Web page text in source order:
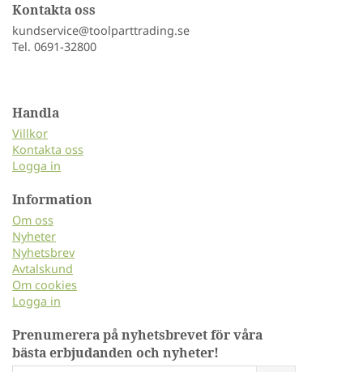
Kontakta oss
kundservice@toolparttrading.se
Tel. 0691-32800
Handla
Villkor
Kontakta oss
Logga in
Information
Om oss
Nyheter
Nyhetsbrev
Avtalskund
Om cookies
Logga in
Prenumerera på nyhetsbrevet för våra
bästa erbjudanden och nyheter!